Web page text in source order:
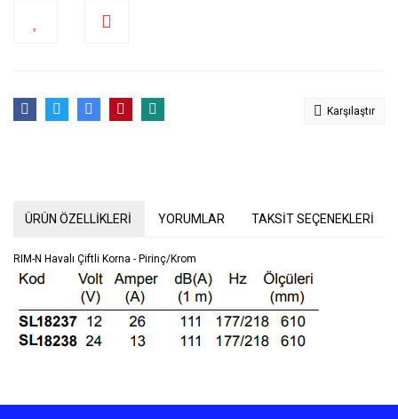
Karşılaştır
ÜRÜN ÖZELLİKLERİ YORUMLAR TAKSİT SEÇENEKLERİ
RIM-N Havalı Çiftli Korna - Pirinç/Krom